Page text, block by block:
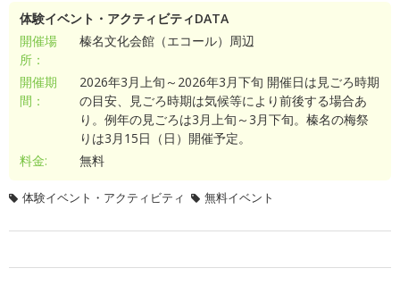
体験イベント・アクティビティDATA
開催場
所：
榛名文化会館（エコール）周辺
開催期
間：
2026年3月上旬～2026年3月下旬 開催日は見ごろ時期
の目安、見ごろ時期は気候等により前後する場合あ
り。例年の見ごろは3月上旬～3月下旬。榛名の梅祭
りは3月15日（日）開催予定。
料金:
無料
体験イベント・アクティビティ 無料イベント